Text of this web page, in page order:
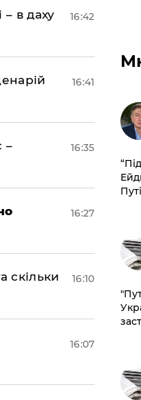
в даху
16:42
16:41
–
16:35
16:27
скільки
16:10
16:07